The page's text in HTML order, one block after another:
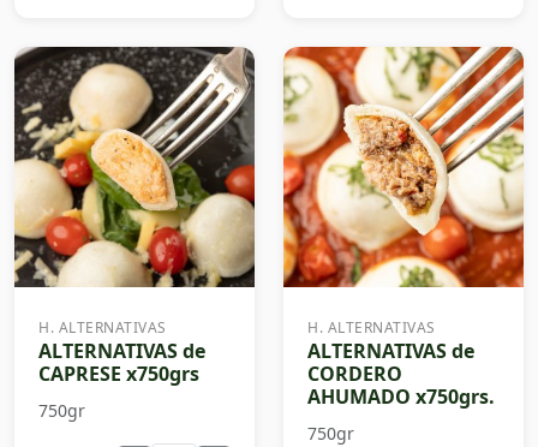
H. ALTERNATIVAS
ALTERNATIVAS de
CAPRESE x750grs
750gr
H. ALTERNATIVAS
ALTERNATIVAS de
CORDERO
AHUMADO x750grs.
750gr